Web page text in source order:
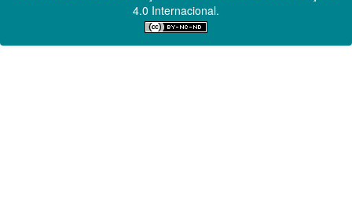
4.0 Internacional.